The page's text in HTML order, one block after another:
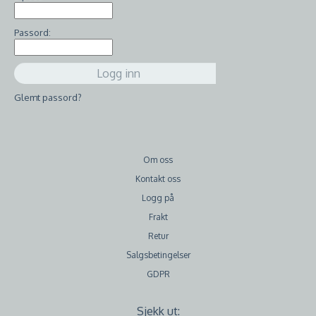
Passord:
Glemt passord?
Om oss
Kontakt oss
Logg på
Frakt
Retur
Salgsbetingelser
GDPR
Sjekk ut: